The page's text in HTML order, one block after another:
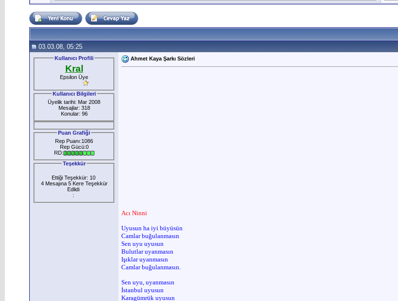
03.03.08, 05:25
Kullanıcı Profili
Kral
Epsilon Üye
Kullanıcı Bilgileri
Üyelik tarihi: Mar 2008
Mesajlar: 318
Konular: 96
Puan Grafiği
Rep Puanı:1086
Rep Gücü:0
RD:
Teşekkür
Ettiği Teşekkür: 10
4 Mesajına 5 Kere Teşekkür
Edlidi
:
Ahmet Kaya Şarkı Sözleri
Acı Ninni
Uyusun ha iyi büyüsün
Camlar buğulanmasın
Sen uyu uyusun
Bulutlar uyanmasın
Işıklar uyanmasın
Camlar buğulanmasın.
Sen uyu, uyanmasın
İstanbul uyusun
Karagümrük uyusun